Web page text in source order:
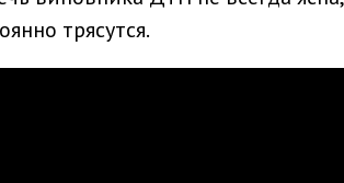
трясутся.